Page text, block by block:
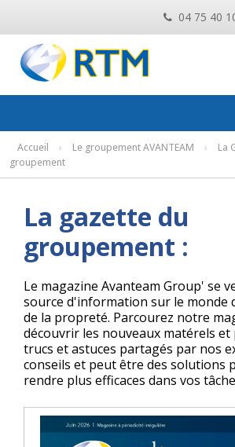
04 75 40
Accueil › Le groupement AVANTEAM ›
La
groupement
La gazette du
groupement :
Le magazine Avanteam Group' se
source d'information sur le monde
de la propreté. Parcourez notre
découvrir les nouveaux matérels et
trucs et astuces partagés par nos
conseils et peut être des solutions
rendre plus efficaces dans vos